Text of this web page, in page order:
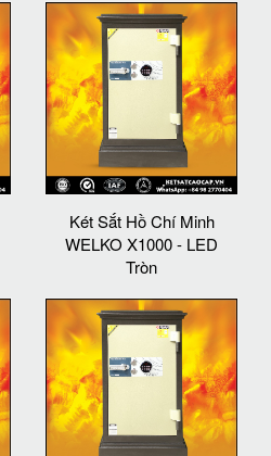
Két Sắt Hồ Chí Minh
WELKO X1000 - LED
Tròn